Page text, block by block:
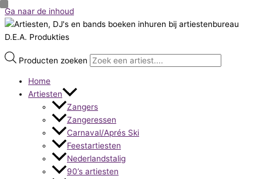
Ga naar de inhoud
Producten zoeken
Home
Artiesten
Zangers
Zangeressen
Carnaval/Aprés Ski
Feestartiesten
Nederlandstalig
90’s artiesten